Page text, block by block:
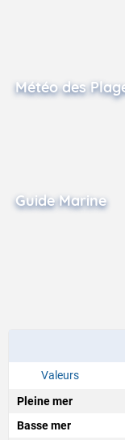
Météo des
Guide Marine
Valeurs
Pleine mer
Basse mer